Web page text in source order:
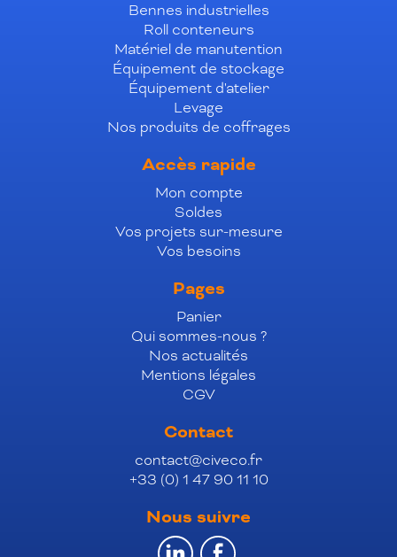
Bennes industrielles
Roll conteneurs
Matériel de manutention
Équipement de stockage
Équipement d'atelier
Levage
Nos produits de coffrages
Accès rapide
Mon compte
Soldes
Vos projets sur-mesure
Vos besoins
Pages
Panier
Qui sommes-nous ?
Nos actualités
Mentions légales
CGV
Contact
contact@civeco.fr
+33 (0) 1 47 90 11 10
Nous suivre